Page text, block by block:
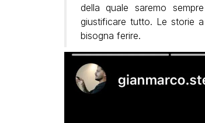
della quale saremo
giustificare tutto. Le storie
bisogna ferire.